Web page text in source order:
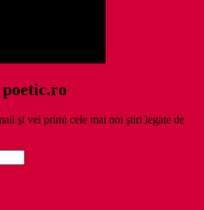
poetic.ro
şi vei primi cele mai noi ştiri legate de